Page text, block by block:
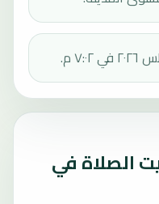
الصلاة في